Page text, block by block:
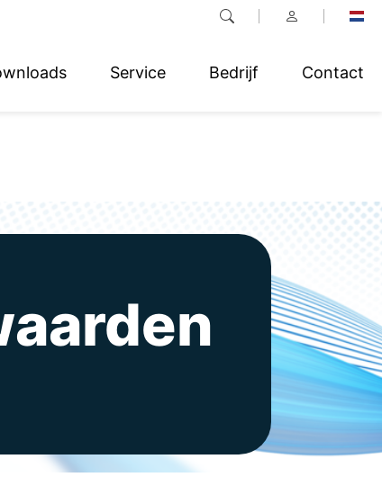
Service Bedrijf Contact